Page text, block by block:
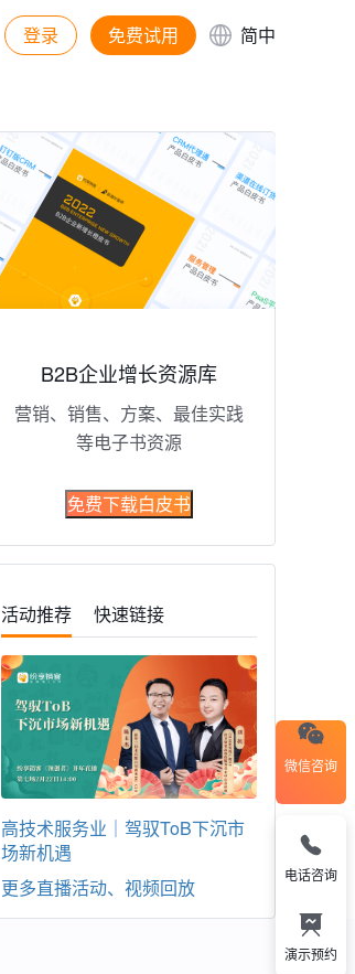
登录 免费试用 简中
B2B企业增长资源库
营销、销售、方案、最佳实践
等电子书资源
免费下载白皮书
活动推荐 快速链接
高技术服务业｜驾驭ToB下沉市
场新机遇
更多直播活动、视频回放
微信咨询
电话咨询
演示预约